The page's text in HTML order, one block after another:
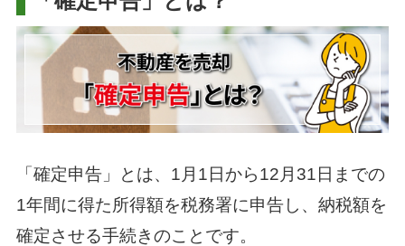
「確定申告」とは、1月1日から12月31日までの
1年間に得た所得額を税務署に申告し、納税額を
確定させる手続きのことです。